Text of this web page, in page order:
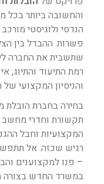
והחשובה ביותר בכל
הנדסי ולוגיסטי
פשרות. ההבדל בין
שתשבית את החברה
והניסיון המקצועי
בחירה בחברת
תקשורת וחדרי
המקצועיות וחבל
רגיש שכזה. אל
– פנו למקצוענים
במשרד החדש בצורה